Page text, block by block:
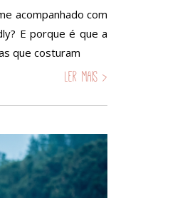
acompanhado com
E porque é que a
que costuram
Ler mais >